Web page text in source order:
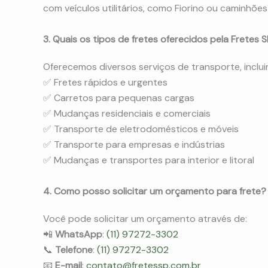
com veículos utilitários, como Fiorino ou
3. Quais os tipos de fretes oferecidos pela Fretes
Oferecemos diversos serviços de transporte,
✅ Fretes rápidos e urgentes
✅ Carretos para pequenas cargas
✅ Mudanças residenciais e comerciais
✅ Transporte de eletrodomésticos e móveis
✅ Transporte para empresas e indústrias
✅ Mudanças e transportes para interior e litoral
4. Como posso solicitar um orçamento para frete?
Você pode solicitar um orçamento através de:
📲 WhatsApp: (11) 97272-3302
📞 Telefone: (11) 97272-3302
📧 E-mail: contato@fretessp.com.br